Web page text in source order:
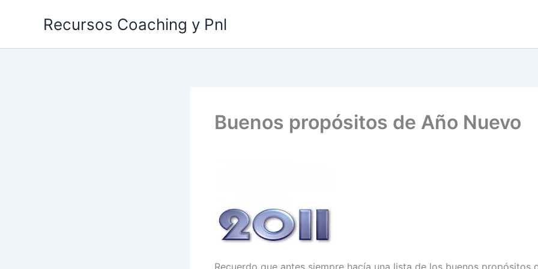
Recursos Coaching y Pnl
Buenos propósitos de Año Nuevo
Recuerdo que antes siempre hacía una lista de los buenos propósitos